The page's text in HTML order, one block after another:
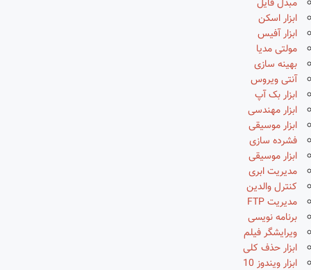
مبدل فایل
ابزار اسکن
ابزار آفیس
مولتی مدیا
بهینه سازی
آنتی ویروس
ابزار بک آپ
ابزار مهندسی
ابزار موسیقی
فشرده سازی
ابزار موسیقی
مدیریت ابری
کنترل والدین
مدیریت FTP
برنامه نویسی
ویرایشگر فیلم
ابزار حذف کلی
ابزار ویندوز 10